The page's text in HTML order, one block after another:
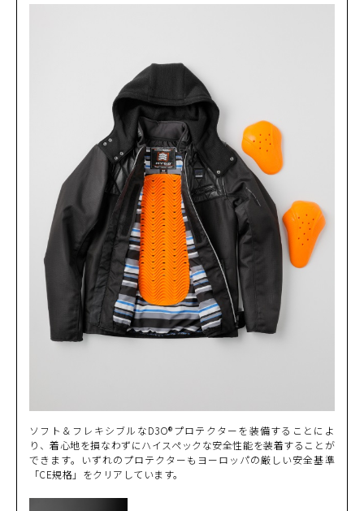
ソフト＆フレキシブルなD3O®プロテクターを装備することによ
り、着心地を損なわずにハイスペックな安全性能を装着することが
できます。いずれのプロテクターもヨーロッパの厳しい安全基準
「CE規格」をクリアしています。